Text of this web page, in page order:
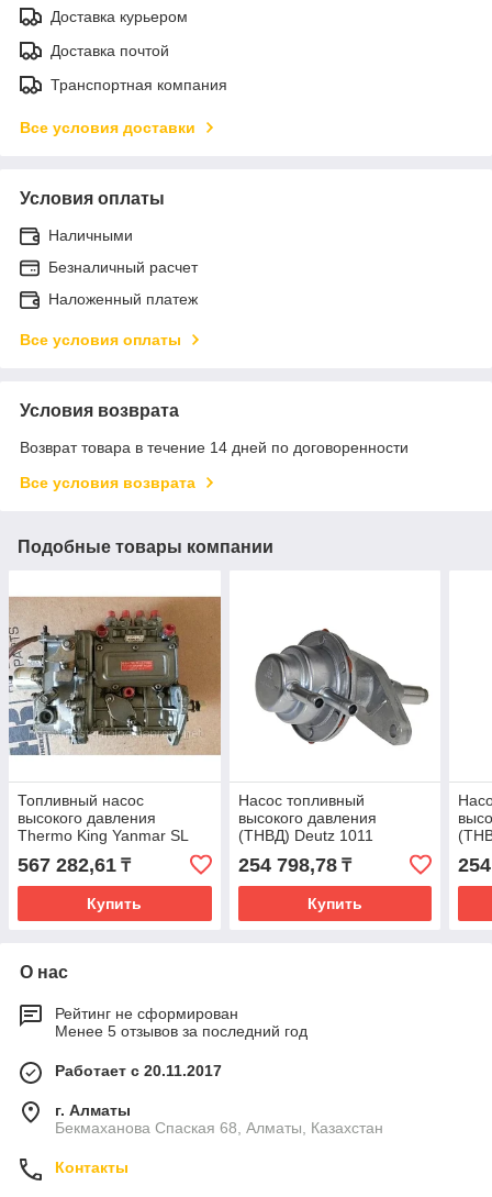
Доставка курьером
Доставка почтой
Транспортная компания
Все условия доставки
Условия оплаты
Наличными
Безналичный расчет
Наложенный платеж
Все условия оплаты
Условия возврата
Возврат товара в течение 14 дней по договоренности
Все условия возврата
Подобные товары компании
Топливный насос
высокого давления
Thermo King Yanmar SL
567 282,61 ₸
Купить
Насос топливный
высокого давления
(ТНВД) Deutz 1011
254 798,78₸
Купить
О нас
Рейтинг не сформирован
Менее 5 отзывов за последний год
Работает с 20.11.2017
г. Алматы
Бекмаханова Спаская 68, Алматы, Казахстан
Контакты